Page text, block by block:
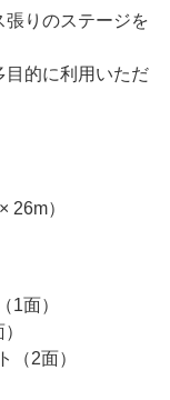
りのステージを
目的に利用いただ
26m）
1面）
（2面）